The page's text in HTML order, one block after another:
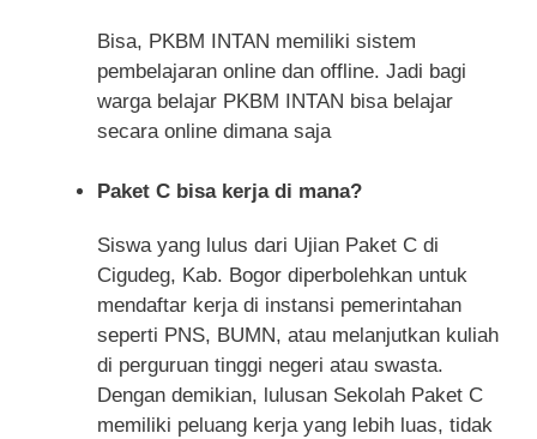
Bisa, PKBM INTAN memiliki sistem
pembelajaran online dan offline. Jadi bagi
warga belajar PKBM INTAN bisa belajar
secara online dimana saja
Paket C bisa kerja di mana?
Siswa yang lulus dari Ujian Paket C di
Cigudeg, Kab. Bogor diperbolehkan untuk
mendaftar kerja di instansi pemerintahan
seperti PNS, BUMN, atau melanjutkan kuliah
di perguruan tinggi negeri atau swasta.
Dengan demikian, lulusan Sekolah Paket C
memiliki peluang kerja yang lebih luas, tidak